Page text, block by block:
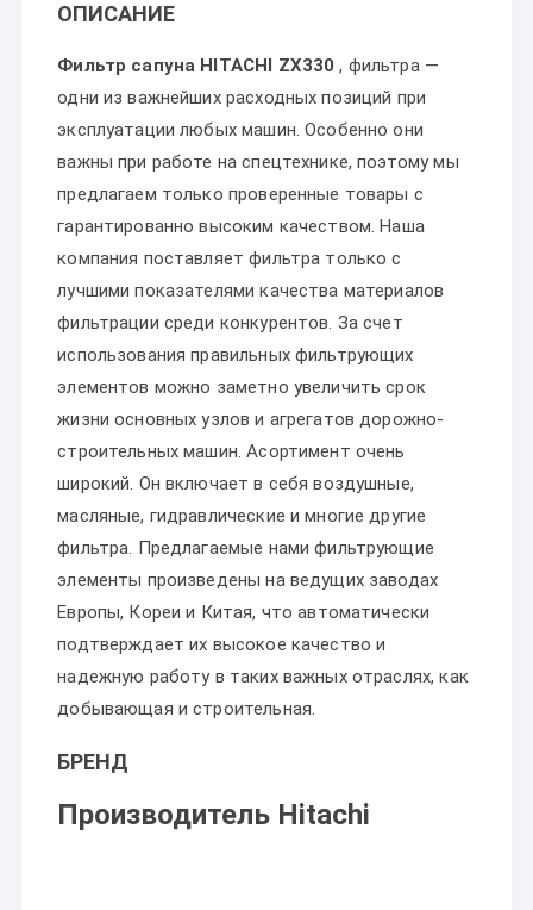
ОПИСАНИЕ
Фильтр сапуна HITACHI ZX330 , фильтра —
одни из важнейших расходных позиций при
эксплуатации любых машин. Особенно они
важны при работе на спецтехнике, поэтому мы
предлагаем только проверенные товары с
гарантированно высоким качеством. Наша
компания поставляет фильтра только с
лучшими показателями качества материалов
фильтрации среди конкурентов. За счет
использования правильных фильтрующих
элементов можно заметно увеличить срок
жизни основных узлов и агрегатов дорожно-
строительных машин. Асортимент очень
широкий. Он включает в себя воздушные,
масляные, гидравлические и многие другие
фильтра. Предлагаемые нами фильтрующие
элементы произведены на ведущих заводах
Европы, Кореи и Китая, что автоматически
подтверждает их высокое качество и
надежную работу в таких важных отраслях, как
добывающая и строительная.
БРЕНД
Производитель Hitachi